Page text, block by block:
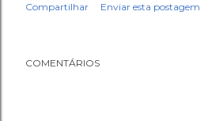
Compartilhar Enviar esta postagem
COMENTÁRIOS